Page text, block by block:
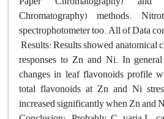
Chromatography) methods.
spectrophotometer too. All of Data
Results: Results showed anatomical
responses to Zn and Ni. In
changes in leaf flavonoids profile
total flavonoids at Zn and Ni
increased significantly when Zn and